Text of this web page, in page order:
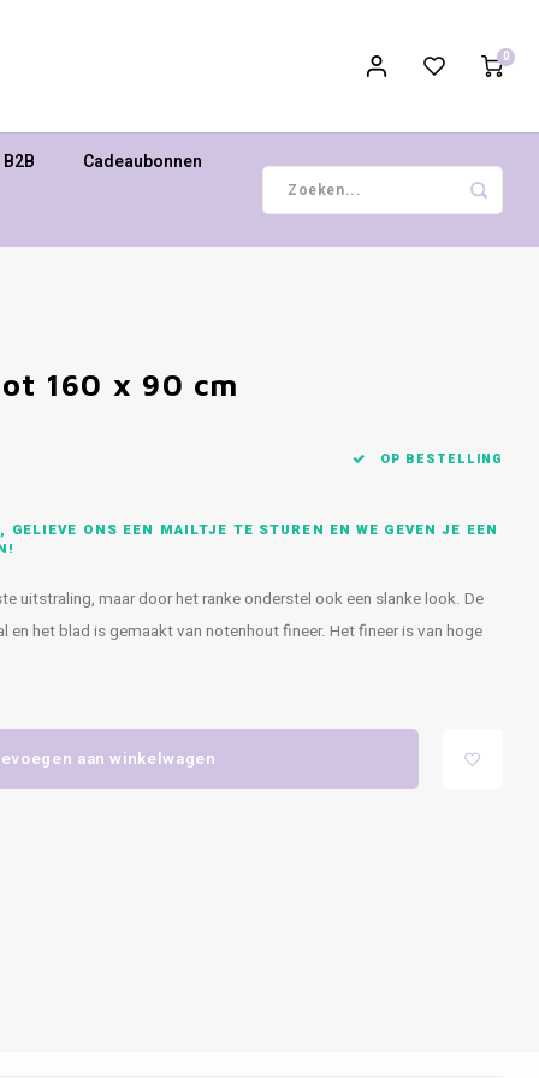
0
B2B Cadeaubonnen
160 x 90 cm
OP BESTELLING
ONS EEN MAILTJE TE STUREN EN WE GEVEN JE EEN
uitstraling, maar door het ranke onderstel ook een slanke look. De
het blad is gemaakt van notenhout fineer. Het fineer is van hoge
aan winkelwagen